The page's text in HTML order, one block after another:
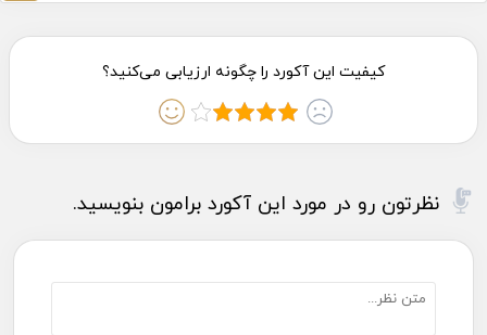
نظرتون رو در مورد این آکورد برامون بنویسید.